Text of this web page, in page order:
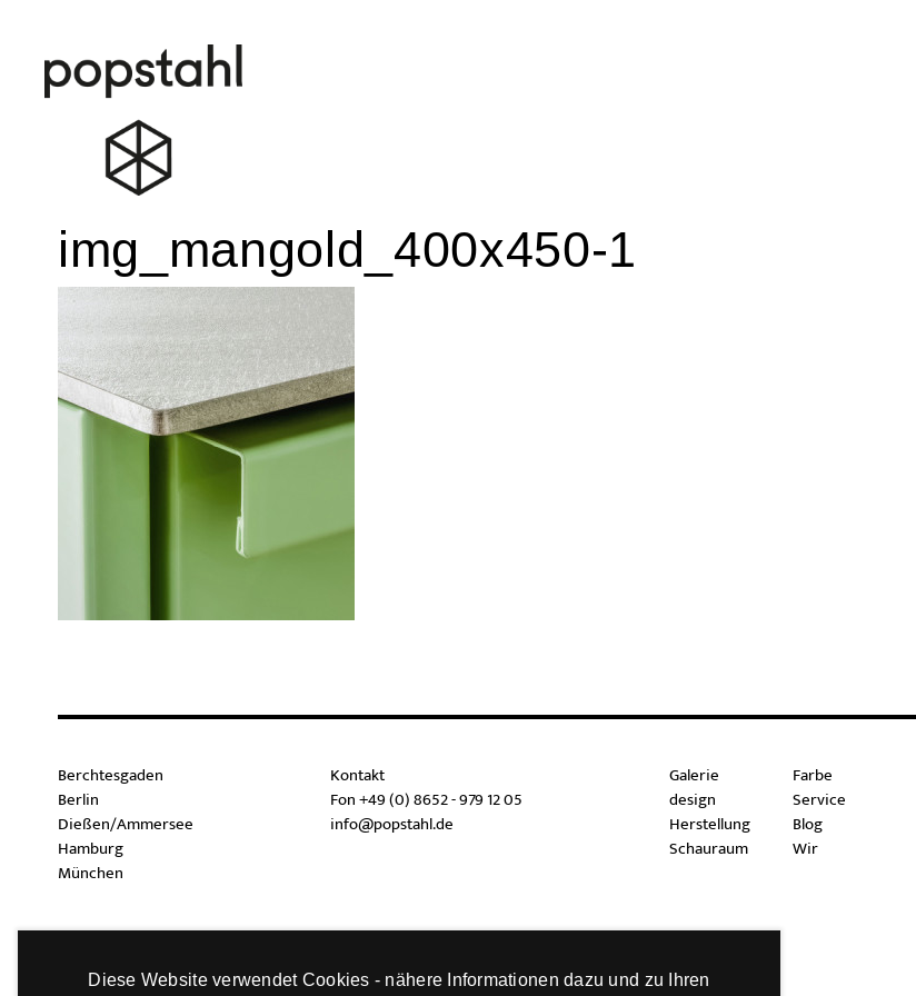
springen
Popstahl
img_mangold_400x450-1
Berchtesgaden
Berlin
Dießen/Ammersee
Hamburg
München
Kontakt
Fon +49 (0) 8652 - 979 12 05
info@popstahl.de
Galerie
design
Herstellung
Schauraum
Farbe
Service
Blog
Wir
Diese Website verwendet Cookies - nähere Informationen dazu und zu Ihren